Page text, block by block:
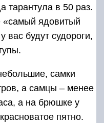
тарантула в 50 раз.
«самый ядовитый
вас будут судороги,
самки
а самцы – менее
а на брюшке у
пятно.